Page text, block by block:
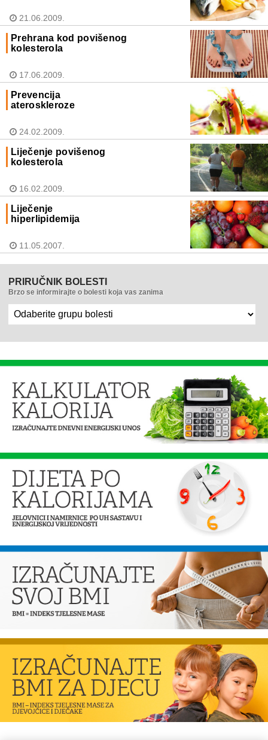
21.06.2009.
Prehrana kod povišenog
kolesterola
17.06.2009.
Prevencija
ateroskleroze
24.02.2009.
Liječenje povišenog
kolesterola
16.02.2009.
Liječenje
hiperlipidemija
11.05.2007.
PRIRUČNIK BOLESTI
Brzo se informirajte o bolesti koja vas zanima